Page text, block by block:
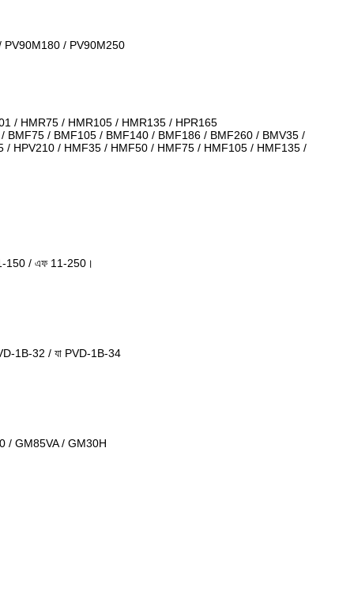
PV90M180 / PV90M250
/ HMR75 / HMR105 / HMR135 / HPR165
BMF75 / BMF105 / BMF140 / BMF186 / BMF260 / BMV35 /
/ HPV210 / HMF35 / HMF50 / HMF75 / HMF105 / HMF135 /
150 / এফ 11-250।
1B-32 / যা PVD-1B-34
/ GM85VA / GM30H